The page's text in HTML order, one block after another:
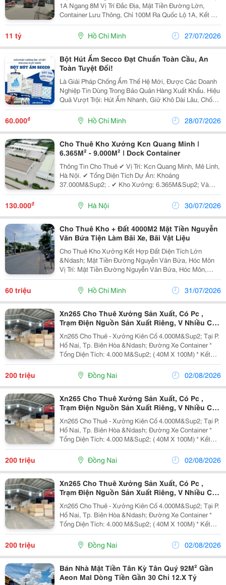
1A Ngang 8M Vị Trí Đắc Địa, Mặt Tiền Đường Lớn,
Container Lưu Thông, Chỉ 100M Ra Quốc Lộ 1A, Kết Nối
Nhanh Lê Trọng Tấn Và Kdc Vĩnh Lộc. Diện Tích
160M&Sup2; &Ndash; Ngang 8M Vuông Vức. ️ Kết...
11 tỷ Hồ Chí Minh 27/07/2026
Bột Hút Ẩm Secco Đạt Chuẩn Toàn Cầu, An
Toàn Tuyệt Đối!
Là Giải Pháp Chống Ẩm Thế Hệ Mới, Được Các Doanh
Nghiệp Tin Dùng Trong Bảo Quản Hàng Xuất Khẩu. Hiệu
Quả Vượt Trội: Hút Ẩm Nhanh, Giữ Khô Dài Lâu, Chống
&Ldquo;Mưa Container&Rdquo; Và Nấm Mốc. Ứng
Dụng Đa Năng: Dùng Cho Container, Kho Hàng, Điện...
60.000₫ Hồ Chí Minh 28/07/2026
Cho Thuê Kho Xưởng Kcn Quang Minh |
6.365M² - 9.000M² | Dock Container
Thông Tin Cho Thuê ✔ Vị Trí: Kcn Quang Minh, Mê Linh,
Hà Nội. ✔ Tổng Diện Tích Dự Án: Khoảng
37.000M&Sup2; . ✔ Kho Xưởng: 6.365M&Sup2; Và
9.000M&Sup2;. ✔ Chia Nhỏ Linh Hoạt: Từ
1.400M&Sup2; . ✔ Văn Phòng Điều Hành: 727M&Sup2;
&Times; 3...
130.000₫ Hà Nội 30/07/2026
Cho Thuê Kho + Đất 4000M2 Mặt Tiền Nguyễn
Văn Bứa Tiện Làm Bãi Xe, Bãi Vật Liệu
Cho Thuê Kho Xưởng Kết Hợp Đất Diện Tích Lớn
&Ndash; Mặt Tiền Đường Nguyễn Văn Bứa, Hóc Môn
Vị Trí: Mặt Tiền Đường Nguyễn Văn Bứa, Hóc Môn,
Giao Thông Thuận Tiện, Xe Tải Và Container Ra Vào Dễ
Dàng. Quy Mô: * Kho Xưởng: 300M&Sup2;. *...
60 triệu Hồ Chí Minh 31/07/2026
Xn265 Cho Thuê Xưởng Sản Xuất, Có Pc ,
Trạm Điện Nguồn Sản Xuất Riêng, V Nhiều Cty
Sx Gỗ
Xn265 Cho Thuê - Xưởng Kiên Cố 4.000M&Sup2; Tại P.
Hố Nai, Tp. Biên Hòa &Ndash; Đường Xe Container *
Tổng Diện Tích: 4.000 M&Sup2; ( 40M X 100M) * Kết
Cấu Xưởng: Khung Cột Kèo Thép Tiền Chế Kiên Cố,
Thông Thoáng. Cột Biên Cao 7M , Tối Ưu Không...
200 triệu Đồng Nai 02/08/2026
Xn265 Cho Thuê Xưởng Sản Xuất, Có Pc ,
Trạm Điện Nguồn Sản Xuất Riêng, V Nhiều Cty
Sx Gỗ
Xn265 Cho Thuê - Xưởng Kiên Cố 4.000M&Sup2; Tại P.
Hố Nai, Tp. Biên Hòa &Ndash; Đường Xe Container *
Tổng Diện Tích: 4.000 M&Sup2; ( 40M X 100M) * Kết
Cấu Xưởng: Khung Cột Kèo Thép Tiền Chế Kiên Cố,
Thông Thoáng. Cột Biên Cao 7M , Tối Ưu Không...
200 triệu Đồng Nai 02/08/2026
Xn265 Cho Thuê Xưởng Sản Xuất, Có Pc ,
Trạm Điện Nguồn Sản Xuất Riêng, V Nhiều Cty
Sx Gỗ
Xn265 Cho Thuê - Xưởng Kiên Cố 4.000M&Sup2; Tại P.
Hố Nai, Tp. Biên Hòa &Ndash; Đường Xe Container *
Tổng Diện Tích: 4.000 M&Sup2; ( 40M X 100M) * Kết
Cấu Xưởng: Khung Cột Kèo Thép Tiền Chế Kiên Cố,
Thông Thoáng. Cột Biên Cao 7M , Tối Ưu Không...
200 triệu Đồng Nai 02/08/2026
Bán Nhà Mặt Tiền Tân Kỳ Tân Quý 92M² Gần
Aeon Mal Dòng Tiền Gần 30 Chỉ 12.X Tỷ